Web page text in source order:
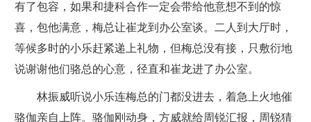
有了包容，如果和捷科合作一定会带给他意想不到的惊
喜，包他满意，梅总让崔龙到办公室谈。二人到大厅时，
等候多时的小乐赶紧递上礼物，但梅总没有接，只敷衍地
说谢谢他们骆总的心意，径直和崔龙进了办公室。
林振威听说小乐连梅总的门都没进去，着急上火地催
骆伽亲自上阵。骆伽刚动身，方威就给周锐汇报，周锐猜